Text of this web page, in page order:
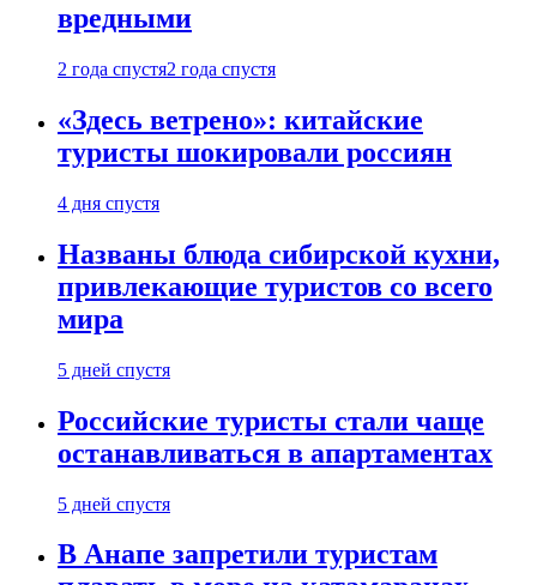
вредными
2 года спустя2 года спустя
«Здесь ветрено»: китайские
туристы шокировали россиян
4 дня спустя
Названы блюда сибирской кухни,
привлекающие туристов со всего
мира
5 дней спустя
Российские туристы стали чаще
останавливаться в апартаментах
5 дней спустя
В Анапе запретили туристам